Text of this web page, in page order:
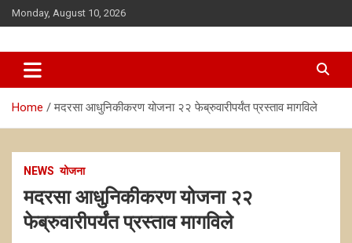
Skip
to
Monday, August 10, 2026
antarsanwadnews
Home मदरसा आधुनिकीकरण योजना २२ फेब्रुवारीपर्यंत प्रस्ताव मागविले
NEWS योजना
मदरसा आधुनिकीकरण योजना २२
फेब्रुवारीपर्यंत प्रस्ताव मागविले